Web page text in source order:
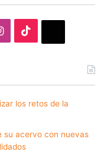
Instagram
los retos de la
su acervo con nuevas